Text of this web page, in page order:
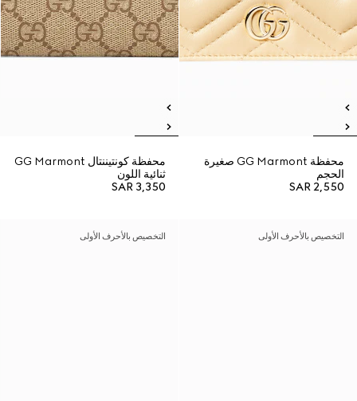
محفظة GG Marmont صغيرة
الحجم
SAR 2,550
محفظة كونتيننتال GG Marmont
ثنائية اللون
SAR 3,350
التخصيص بالأحرف الأولى التخصيص بالأحرف الأولى